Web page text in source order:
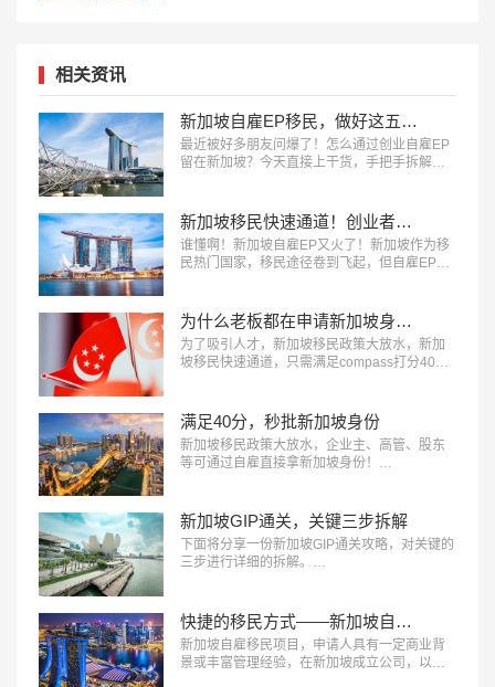
相关资讯
新加坡自雇EP移民，做好这五步稳拿身份
最近被好多朋友问爆了！怎么通过创业自雇EP​
留在新加坡？今天直接上干货，手把手拆解五
新加坡移民快速通道！创业者福利来啦！
谁懂啊！新加坡自雇EP​又火了！新加坡作为移
民热门国家，移民途径卷到飞起，但自雇EP为
为什么老板都在申请新加坡身份？
为了吸引人才，新加坡移民​政策大放水，新加
坡移民快速通道，只需满足compass打分40分
满足40分，秒批新加坡身份
新加坡移民​政策大放水，企业主、高管、股东
等可通过自雇直接拿新加坡身份！…
新加坡GIP通关，关键三步拆解
下面将分享一份新加坡GIP通关攻略，对关键的
三步进行详细的拆解。…
快捷的移民方式——新加坡自雇移民
新加坡自雇移民项目，申请人具有一定商业背
景或丰富管理经验，在新加坡成立公司，以自